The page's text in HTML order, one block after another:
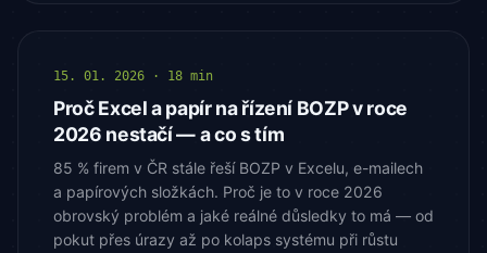
15. 01. 2026 · 18 min
Proč Excel a papír na řízení BOZP v roce
2026 nestačí — a co s tím
85 % firem v ČR stále řeší BOZP v Excelu, e-mailech
a papírových složkách. Proč je to v roce 2026
obrovský problém a jaké reálné důsledky to má — od
pokut přes úrazy až po kolaps systému při růstu